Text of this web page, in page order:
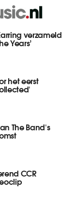
verzameld
Years’
het eerst
The Band's
CCR